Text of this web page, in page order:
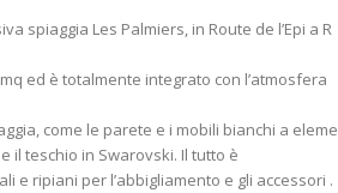
spiaggia Les Palmiers, in Route de l’Epi a R
ed è totalmente integrato con l’atmosfera
come le parete e i mobili bianchi a eleme
il teschio in Swarovski. Il tutto è
e ripiani per l’abbigliamento e gli accessori .